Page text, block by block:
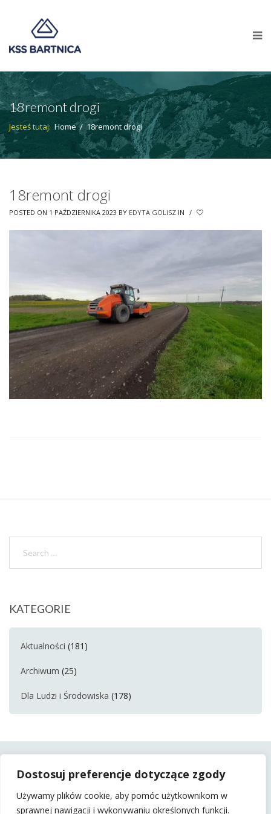
Dostosuj preferencje dotyczące zgody
Używamy plików cookie, aby pomóc użytkownikom w
sprawnej nawigacji i wykonywaniu określonych funkcji.
18remont drogi
Jesteś tutaj: Home / 18remont drogi
18remont drogi
POSTED ON 1 PAŹDZIERNIKA 2023 BY EDYTA GOLISZ IN /
KATEGORIE
Aktualności (181)
Archiwum (25)
Dla Ludzi i Środowiska (178)